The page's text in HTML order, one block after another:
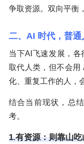
争取资源。双向平衡
二、AI 时代，普
当下AI飞速发展，
取代人类，但不会用
化、重复工作的人，
结合当前现状，总
考。
1.有资源：则靠山